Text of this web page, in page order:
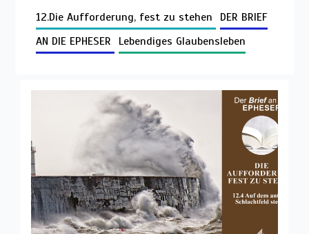
12.Die Aufforderung, fest zu stehen
DER BRIEF
AN DIE EPHESER
Lebendiges Glaubensleben